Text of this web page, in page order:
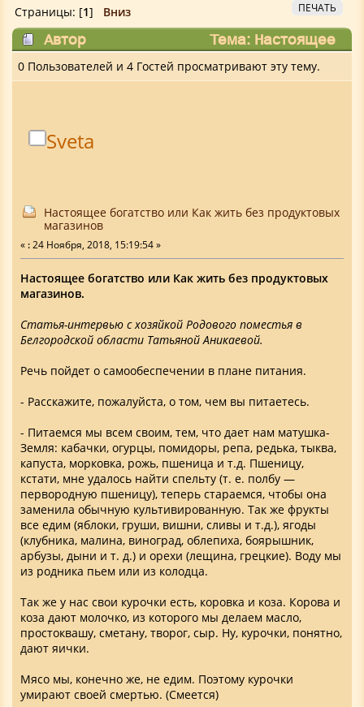
ПЕЧАТЬ
Страницы: [1] Вниз
Автор
Тема: Настоящее
богатство или Как жить без продуктовых
магазинов (Прочитано 24749 раз)
0 Пользователей и 4 Гостей просматривают эту тему.
Sveta
Настоящее богатство или Как жить без продуктовых
магазинов
«: 24 Ноября, 2018, 15:19:54 »
Настоящее богатство или Как жить без продуктовых
магазинов.
Статья-интервью с хозяйкой Родового поместья в
Белгородской области Татьяной Аникаевой.
Речь пойдет о самообеспечении в плане питания.
- Расскажите, пожалуйста, о том, чем вы питаетесь.
- Питаемся мы всем своим, тем, что дает нам матушка-
Земля: кабачки, огурцы, помидоры, репа, редька, тыква,
капуста, морковка, рожь, пшеница и т.д. Пшеницу,
кстати, мне удалось найти спельту (т. е. полбу —
первородную пшеницу), теперь стараемся, чтобы она
заменила обычную культивированную. Так же фрукты
все едим (яблоки, груши, вишни, сливы и т.д.), ягоды
(клубника, малина, виноград, облепиха, боярышник,
арбузы, дыни и т. д.) и орехи (лещина, грецкие). Воду мы
из родника пьем или из колодца.
Так же у нас свои курочки есть, коровка и коза. Корова и
коза дают молочко, из которого мы делаем масло,
простоквашу, сметану, творог, сыр. Ну, курочки, понятно,
дают яички.
Мясо мы, конечно же, не едим. Поэтому курочки
умирают своей смертью. (Смеется)